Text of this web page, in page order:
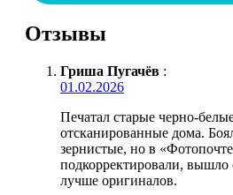
Отзывы
Гриша Пугачёв :
01.02.2026
Печатал старые черно-
отсканированные дома.
зернистые, но в
подкорректировали, вышло
лучше оригиналов.